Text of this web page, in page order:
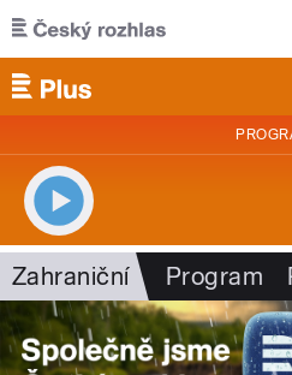
Přejít k hlavnímu obsahu
Zahraniční Program